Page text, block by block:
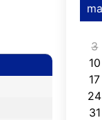
ma
3
10
17
24
31